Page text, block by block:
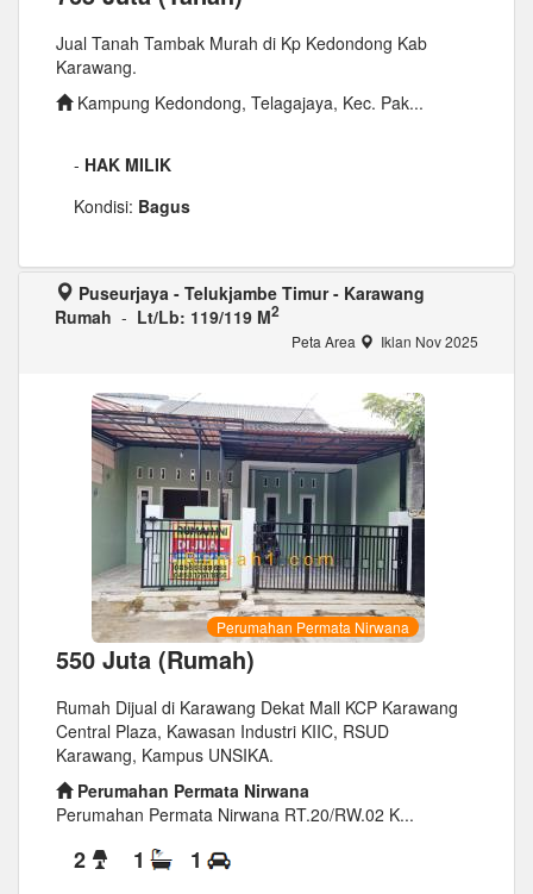
Jual Tanah Tambak Murah di Kp Kedondong Kab
Karawang.
Kampung Kedondong, Telagajaya, Kec. Pak...
- HAK MILIK
Kondisi: Bagus
Puseurjaya - Telukjambe Timur - Karawang
Rumah - Lt/Lb: 119/119 M2
Peta Area Iklan Nov 2025
Perumahan Permata Nirwana
550 Juta (Rumah)
Rumah Dijual di Karawang Dekat Mall KCP Karawang
Central Plaza, Kawasan Industri KIIC, RSUD
Karawang, Kampus UNSIKA.
Perumahan Permata Nirwana
Perumahan Permata Nirwana RT.20/RW.02 K...
2 1 1